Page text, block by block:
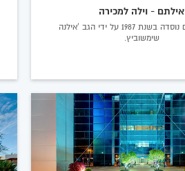
אילתם - וילה למכירה
אילתם נכסים נוסדה בשנת 1987 על ידי הגב 'אילנה
שימשוביץ.